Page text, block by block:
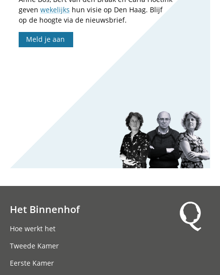
geven wekelijks hun visie op Den Haag. Blijf
op de hoogte via de nieuwsbrief.
Meld je aan
Het Binnenhof
Hoe werkt het
Tweede Kamer
Eerste Kamer